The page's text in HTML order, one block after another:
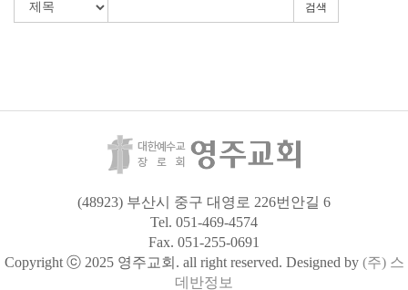
검색
(48923) 부산시 중구 대영로 226번안길 6
Tel. 051-469-4574
Fax. 051-255-0691
Copyright ⓒ 2025 영주교회. all right reserved. Designed by (주) 스
데반정보